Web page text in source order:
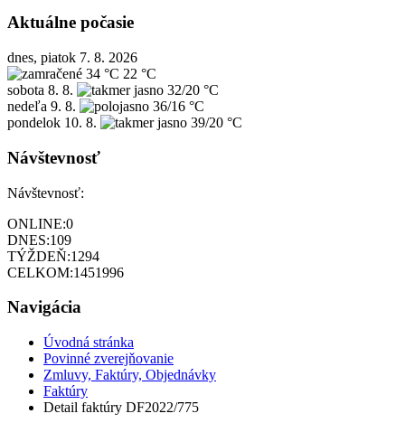
Aktuálne počasie
dnes, piatok 7. 8. 2026
34 °C 22 °C
sobota 8. 8.
32/20 °C
nedeľa 9. 8.
36/16 °C
pondelok 10. 8. 39/20 °C
Návštevnosť
Návštevnosť:
ONLINE:0
DNES:109
TÝŽDEŇ:1294
CELKOM:1451996
Navigácia
Úvodná stránka
Povinné zverejňovanie
Zmluvy, Faktúry, Objednávky
Faktúry
Detail faktúry DF2022/775